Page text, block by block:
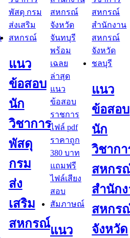
แนว
ข้อสอบ
นัก
วิชาการ
พัสดุ
กรม
ส่ง
เสริม
สหกรณ์แนว
แนว
ข้อสอบ
นัก
วิชากา
สหกร
สำนัก
สหกร
จังหวัด